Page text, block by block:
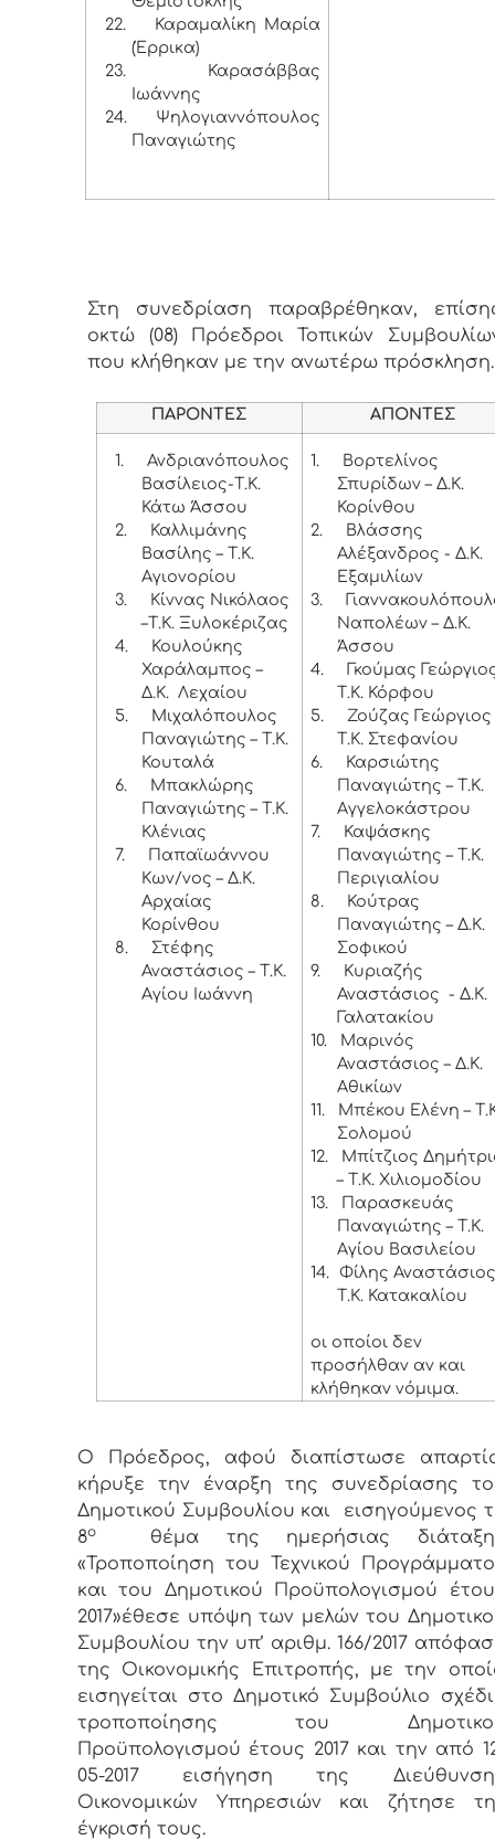
22.
Καραμαλίκη Μαρία
(Έρρικα)
23.
Καρασάββας
Ιωάννης
24.
Ψηλογιαννόπουλος
Παναγιώτης
Στη συνεδρίαση παραβρέθηκαν,
οκτώ (08) Πρόεδροι Τοπικών
που κλήθηκαν με την ανωτέρω
ΠΑΡΟΝΤΕΣ ΑΠΟΝΤΕΣ
1.
Ανδριανόπουλος
Βασίλειος-Τ.Κ.
Κάτω Άσσου
2.
Καλλιμάνης
Βασίλης – Τ.Κ.
Αγιονορίου
3.
Κίννας Νικόλαος
–Τ.Κ. Ξυλοκέριζας
4.
Κουλούκης
Χαράλαμπος –
Δ.Κ. Λεχαίου
5.
Μιχαλόπουλος
Παναγιώτης – Τ.Κ.
Κουταλά
6.
Μπακλώρης
Παναγιώτης – Τ.Κ.
Κλένιας
7.
Παπαϊωάννου
Κων/νος – Δ.Κ.
Αρχαίας
Κορίνθου
8.
Στέφης
Αναστάσιος – Τ.Κ.
Αγίου Ιωάννη
1.
Βορτελίνος
Σπυρίδων – Δ.Κ.
Κορίνθου
2.
Βλάσσης
Αλέξανδρος - Δ.Κ.
Εξαμιλίων
3.
Ναπολέων – Δ.Κ.
Άσσου
4.
Γκούμας
Τ.Κ. Κόρφου
5.
Ζούζας Γεώργιος
Τ.Κ. Στεφανίου
6.
Καρσιώτης
Παναγιώτης – Τ.Κ.
Αγγελοκάστρου
7.
Καψάσκης
Παναγιώτης – Τ.Κ.
Περιγιαλίου
8.
Κούτρας
Παναγιώτης – Δ.Κ.
Σοφικού
9.
Κυριαζής
Αναστάσιος - Δ.Κ.
Γαλατακίου
10.
Μαρινός
Αναστάσιος – Δ.Κ.
Αθικίων
11.
Μπέκου Ελένη –
Σολομού
12.
Μπίτζιος
– Τ.Κ. Χιλιομοδίου
13.
Παρασκευάς
Παναγιώτης – Τ.Κ.
Αγίου Βασιλείου
14.
Φίλης Αναστάσιος
Τ.Κ. Κατακαλίου
οι οποίοι δεν
προσήλθαν αν και
κλήθηκαν νόμιμα.
Ο Πρόεδρος, αφού διαπίστωσε
κήρυξε την έναρξη της συνεδρίασης
Δημοτικού Συμβουλίου και εισηγούμενος
8ο
θέμα της ημερήσιας
«Τροποποίηση του Τεχνικού
και του Δημοτικού Προϋπολογισμού
2017»έθεσε υπόψη των μελών του
Συμβουλίου την υπ’ αριθμ. 166/2017
της Οικονομικής Επιτροπής, με την
εισηγείται στο Δημοτικό Συμβούλιο
τροποποίησης του
Προϋπολογισμού έτους 2017 και την από
05-2017 εισήγηση της
Οικονομικών Υπηρεσιών και ζήτησε
έγκρισή τους.